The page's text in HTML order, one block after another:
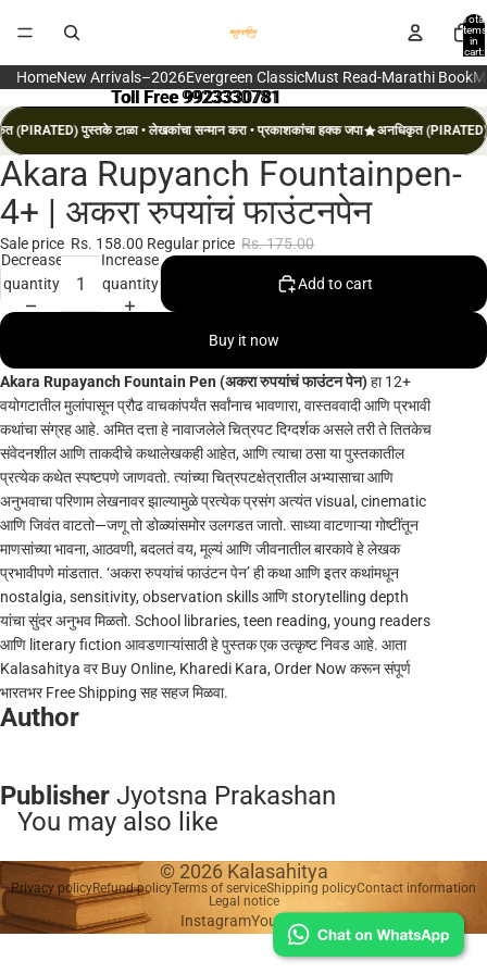
Total
items
in
cart:
HomeNew Arrivals–2026Evergreen ClassicMust Read-Marathi Book
Toll Free 9923330781
Toll Free 9923330781
(PIRATED) पुस्तके टाळा • लेखकांचा सन्मान करा • प्रकाशकांचा हक्क जपा अनधिकृत (PIRATED)
Open
image
in
full
screen
Akara Rupyanch Fountainpen-
4+ | अकरा रुपयांचं फाउंटनपेन
Sale price Rs. 158.00 Regular price Rs. 175.00
Decrease
quantity
Increase
quantity
Add to cart
Buy it now
Akara Rupayanch Fountain Pen (अकरा रुपयांचं फाउंटन पेन)हा 12+
वयोगटातील मुलांपासून प्रौढ वाचकांपर्यंत सर्वांनाच भावणारा, वास्तववादी आणि प्रभावी
कथांचा संग्रह आहे. अमित दत्ताहे नावाजलेले चित्रपट दिग्दर्शक असले तरी ते तितकेच
संवेदनशील आणि ताकदीचे कथालेखकही आहेत, आणि त्याचा ठसा या पुस्तकातील
प्रत्येक कथेत स्पष्टपणे जाणवतो. त्यांच्या चित्रपटक्षेत्रातील अभ्यासाचा आणि
अनुभवाचा परिणाम लेखनावर झाल्यामुळे प्रत्येक प्रसंग अत्यंत visual, cinematic
आणि जिवंत वाटतो—जणू तो डोळ्यांसमोर उलगडत जातो. साध्या वाटणाऱ्या गोष्टींतून
माणसांच्या भावना, आठवणी, बदलतं वय, मूल्यं आणि जीवनातील बारकावे हे लेखक
प्रभावीपणे मांडतात. ‘अकरा रुपयांचं फाउंटन पेन’ ही कथा आणि इतर कथांमधून
nostalgia, sensitivity, observation skills आणि storytelling depth
यांचा सुंदर अनुभव मिळतो. School libraries, teen reading, young readers
आणि literary fiction आवडणाऱ्यांसाठी हे पुस्तक एक उत्कृष्ट निवड आहे. आता
Kalasahitya वर Buy Online, Kharedi Kara, Order Now करून संपूर्ण
भारतभर Free Shipping सह सहज मिळवा.
Author
Publisher Jyotsna Prakashan
You may also like
© 2026 Kalasahitya
Privacy policyRefund policyTerms of serviceShipping policyContact information
Legal notice
InstagramYoutube